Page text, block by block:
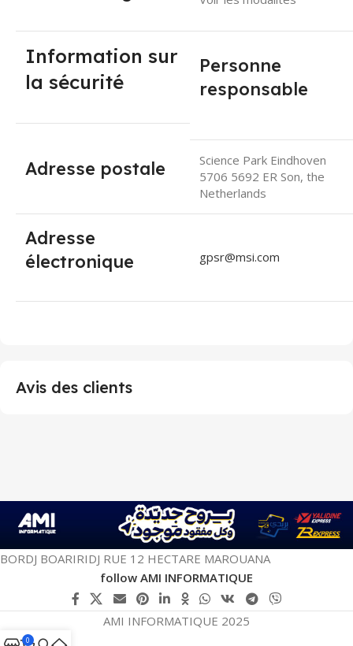
Information sur
la sécurité
Personne
responsable
Adresse postale
Science Park Eindhoven
5706 5692 ER Son, the
Netherlands
Adresse
électronique
gpsr@msi.com
Avis des clients
BORDJ BOARIRIDJ RUE 12 HECTARE MAROUANA
follow AMI INFORMATIQUE
AMI INFORMATIQUE 2025
0